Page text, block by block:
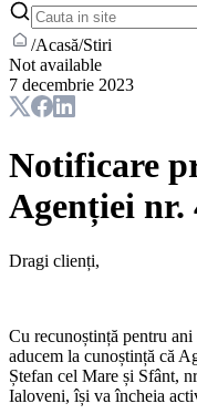
/Acasă/Stiri
Not available
7 decembrie 2023
Notificare
Agenției nr.
Dragi clienți,
Cu recunoștință pentru
aducem la cunoștință că
Ștefan cel Mare și Sfânt,
Ialoveni, își va încheia